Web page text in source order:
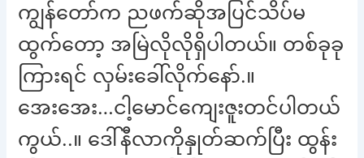
ကျွန်တော်က ညဖက်ဆိုအပြင်သိပ်မ
ထွက်တော့ အမြဲလိုလိုရှိပါတယ်။ တစ်ခုခု
ကြားရင် လှမ်းခေါ်လိုက်နော်.။
အေးအေး…ငါ့မောင်ကျေးဇူးတင်ပါတယ်
ကွယ်..။ ဒေါ်နီလာကိုနှုတ်ဆက်ပြီး ထွန်း